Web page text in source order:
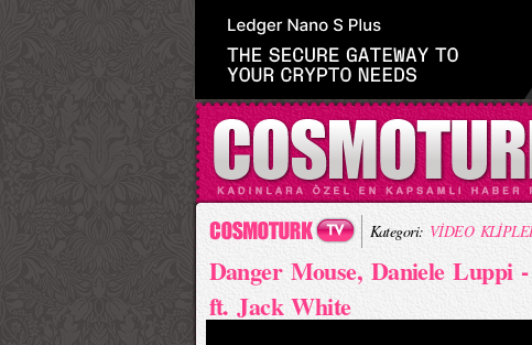
Kategori: VİDEO
Danger Mouse, Daniele Luppi
ft. Jack White